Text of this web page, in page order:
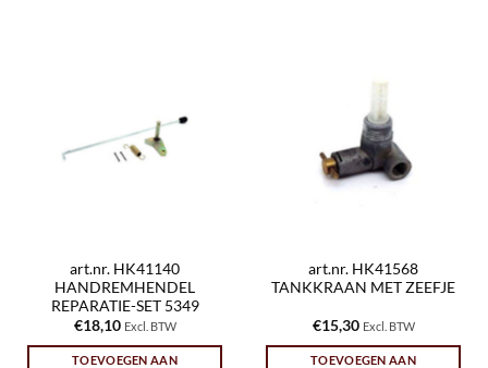
art.nr. HK41140
HANDREMHENDEL
REPARATIE-SET 5349
€18,10 Excl. BTW
TOEVOEGEN AAN
art.nr. HK41568
TANKKRAAN MET ZEEFJE
€15,30 Excl. BTW
TOEVOEGEN AAN